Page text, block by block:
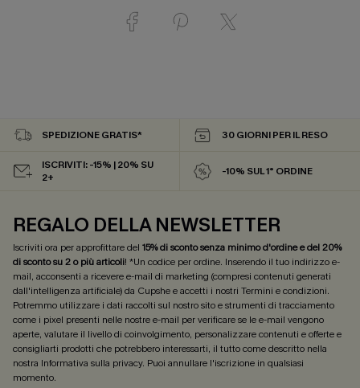
SPEDIZIONE GRATIS* 30 GIORNI PER IL RESO
ISCRIVITI: -15% | 20% SU
2+
-10% SUL 1° ORDINE
REGALO DELLA NEWSLETTER
Iscriviti ora per approfittare del 15% di sconto senza minimo d'ordine e del 20%
di sconto su 2 o più articoli! *Un codice per ordine. Inserendo il tuo indirizzo e-
mail, acconsenti a ricevere e-mail di marketing (compresi contenuti generati
dall'intelligenza artificiale) da Cupshe e accetti i nostri Termini e condizioni.
Potremmo utilizzare i dati raccolti sul nostro sito e strumenti di tracciamento
come i pixel presenti nelle nostre e-mail per verificare se le e-mail vengono
aperte, valutare il livello di coinvolgimento, personalizzare contenuti e offerte e
consigliarti prodotti che potrebbero interessarti, il tutto come descritto nella
nostra Informativa sulla privacy. Puoi annullare l'iscrizione in qualsiasi
momento.